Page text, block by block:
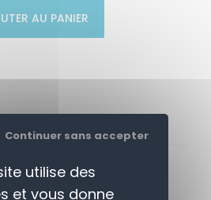
AU PANIER
CONTACTEZ-NOUS
utilise des
et vous donne
Continuer sans accepter